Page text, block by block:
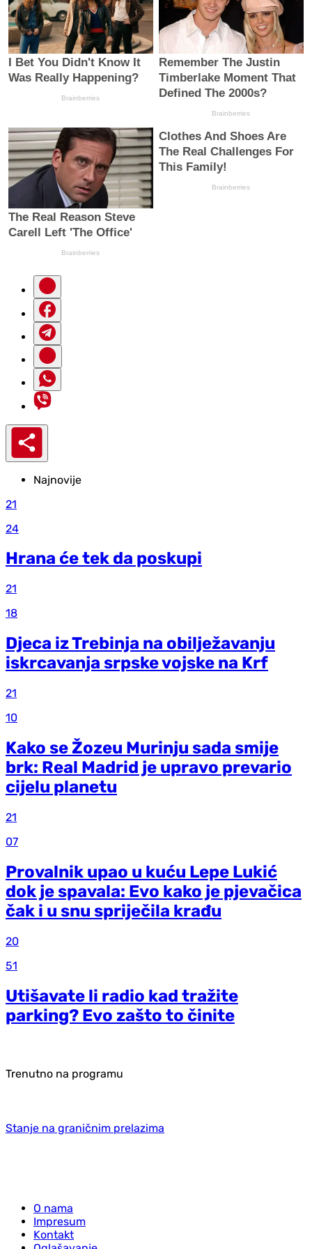
Najnovije
21
24
Hrana će tek da poskupi
21
18
Djeca iz Trebinja na obilježavanju
iskrcavanja srpske vojske na Krf
21
10
Kako se Žozeu Murinju sada smije
brk: Real Madrid je upravo prevario
cijelu planetu
21
07
Provalnik upao u kuću Lepe Lukić
dok je spavala: Evo kako je pjevačica
čak i u snu spriječila krađu
20
51
Utišavate li radio kad tražite
parking? Evo zašto to činite
Trenutno na programu
Stanje na graničnim prelazima
O nama
Impresum
Kontakt